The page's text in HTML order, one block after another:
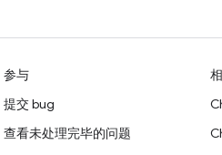
参与
提交 bug
查看未处理完毕的问题